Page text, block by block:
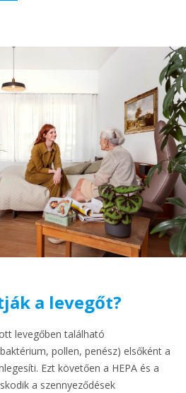
a levegőt?
levegőben található
pollen, penész) elsőként a
Ezt követően a HEPA és a
a szennyeződések